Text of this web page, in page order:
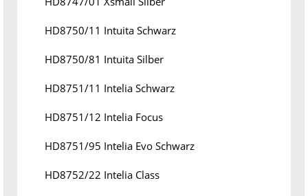
HD8750/11 Intuita Schwarz
HD8750/81 Intuita Silber
HD8751/11 Intelia Schwarz
HD8751/12 Intelia Focus
HD8751/95 Intelia Evo Schwarz
HD8752/22 Intelia Class